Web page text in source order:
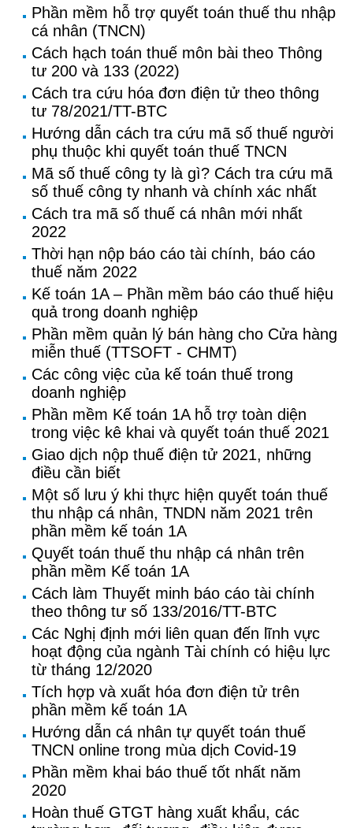
Phần mềm hỗ trợ quyết toán thuế thu nhập
cá nhân (TNCN)
Cách hạch toán thuế môn bài theo Thông
tư 200 và 133 (2022)
Cách tra cứu hóa đơn điện tử theo thông
tư 78/2021/TT-BTC
Hướng dẫn cách tra cứu mã số thuế người
phụ thuộc khi quyết toán thuế TNCN
Mã số thuế công ty là gì? Cách tra cứu mã
số thuế công ty nhanh và chính xác nhất
Cách tra mã số thuế cá nhân mới nhất
2022
Thời hạn nộp báo cáo tài chính, báo cáo
thuế năm 2022
Kế toán 1A – Phần mềm báo cáo thuế hiệu
quả trong doanh nghiệp
Phần mềm quản lý bán hàng cho Cửa hàng
miễn thuế (TTSOFT - CHMT)
Các công việc của kế toán thuế trong
doanh nghiệp
Phần mềm Kế toán 1A hỗ trợ toàn diện
trong việc kê khai và quyết toán thuế 2021
Giao dịch nộp thuế điện tử 2021, những
điều cần biết
Một số lưu ý khi thực hiện quyết toán thuế
thu nhập cá nhân, TNDN năm 2021 trên
phần mềm kế toán 1A
Quyết toán thuế thu nhập cá nhân trên
phần mềm Kế toán 1A
Cách làm Thuyết minh báo cáo tài chính
theo thông tư số 133/2016/TT-BTC
Các Nghị định mới liên quan đến lĩnh vực
hoạt động của ngành Tài chính có hiệu lực
từ tháng 12/2020
Tích hợp và xuất hóa đơn điện tử trên
phần mềm kế toán 1A
Hướng dẫn cá nhân tự quyết toán thuế
TNCN online trong mùa dịch Covid-19
Phần mềm khai báo thuế tốt nhất năm
2020
Hoàn thuế GTGT hàng xuất khẩu, các